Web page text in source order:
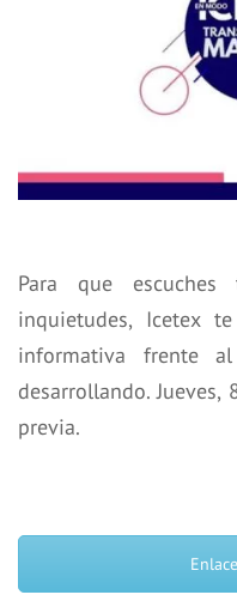
Para que
inquietudes, Icetex
informativa frente
desarrollando.
previa.